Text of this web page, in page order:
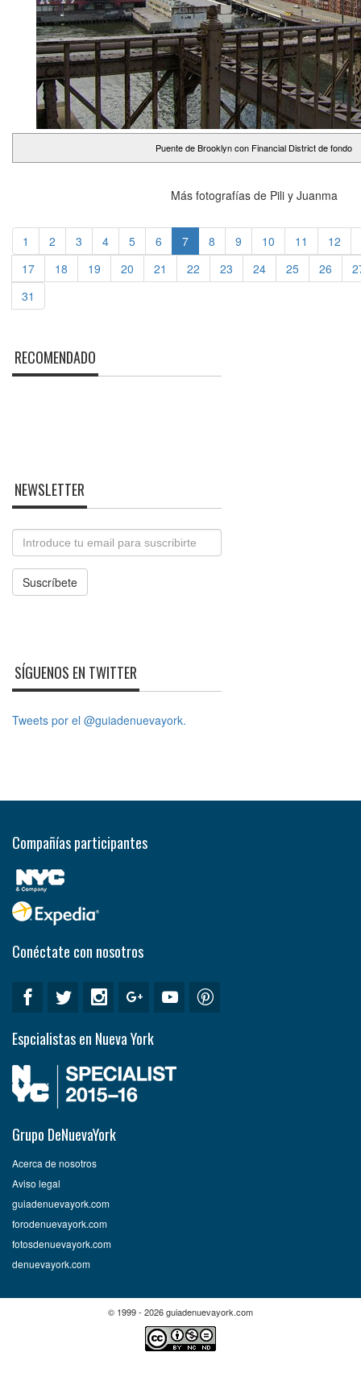
Puente de Brooklyn con Financial District de fondo
Más fotografías de Pili y Juanma
1 2 3 4 5 6 7 8 9 10 11
12
17
18 19 20 21 22 23 24 25 26
31
RECOMENDADO
NEWSLETTER
Email
Suscríbete
SÍGUENOS EN TWITTER
Tweets por el @guiadenuevayork.
Compañías participantes
Conéctate con nosotros
Espcialistas en Nueva York
Grupo DeNuevaYork
Acerca de nosotros
Aviso legal
guiadenuevayork.com
forodenuevayork.com
fotosdenuevayork.com
denuevayork.com
© 1999 - 2026 guiadenuevayork.com